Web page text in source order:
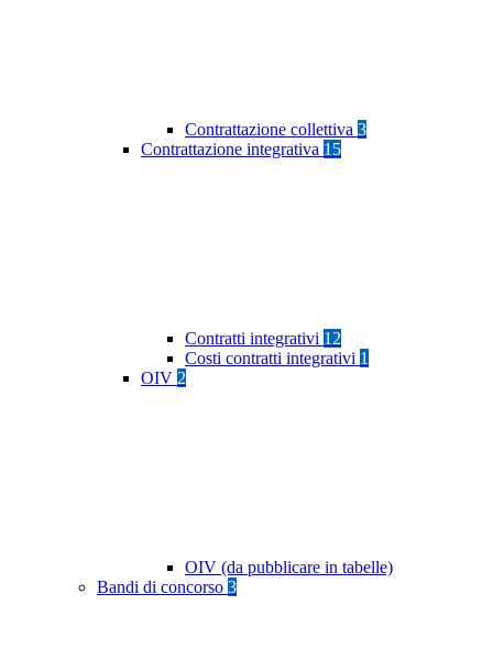
Contrattazione collettiva 3
Contrattazione integrativa 15
Contratti integrativi 12
Costi contratti integrativi 1
OIV 2
OIV (da pubblicare in tabelle)
Bandi di concorso 3